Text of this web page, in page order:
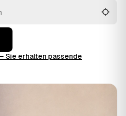
Sie erhalten passende